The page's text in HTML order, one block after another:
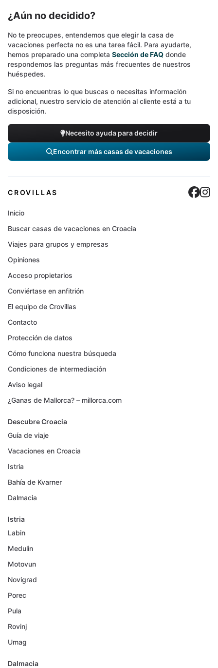
¿Aún no decidido?
No te preocupes, entendemos que elegir la casa de
vacaciones perfecta no es una tarea fácil. Para ayudarte,
hemos preparado una completa Sección de FAQ donde
respondemos las preguntas más frecuentes de nuestros
huéspedes.
Si no encuentras lo que buscas o necesitas información
adicional, nuestro servicio de atención al cliente está a tu
disposición.
Necesito ayuda para decidir
Encontrar más casas de vacaciones
CROVILLAS
Inicio
Buscar casas de vacaciones en Croacia
Viajes para grupos y empresas
Opiniones
Acceso propietarios
Conviértase en anfitrión
El equipo de Crovillas
Contacto
Protección de datos
Cómo funciona nuestra búsqueda
Condiciones de intermediación
Aviso legal
¿Ganas de Mallorca? – millorca.com
Descubre Croacia
Guía de viaje
Vacaciones en Croacia
Istria
Bahía de Kvarner
Dalmacia
Istria
Labin
Medulin
Motovun
Novigrad
Porec
Pula
Rovinj
Umag
Dalmacia